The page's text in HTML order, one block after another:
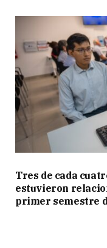
Tres de cada
estuvieron
primer semestre